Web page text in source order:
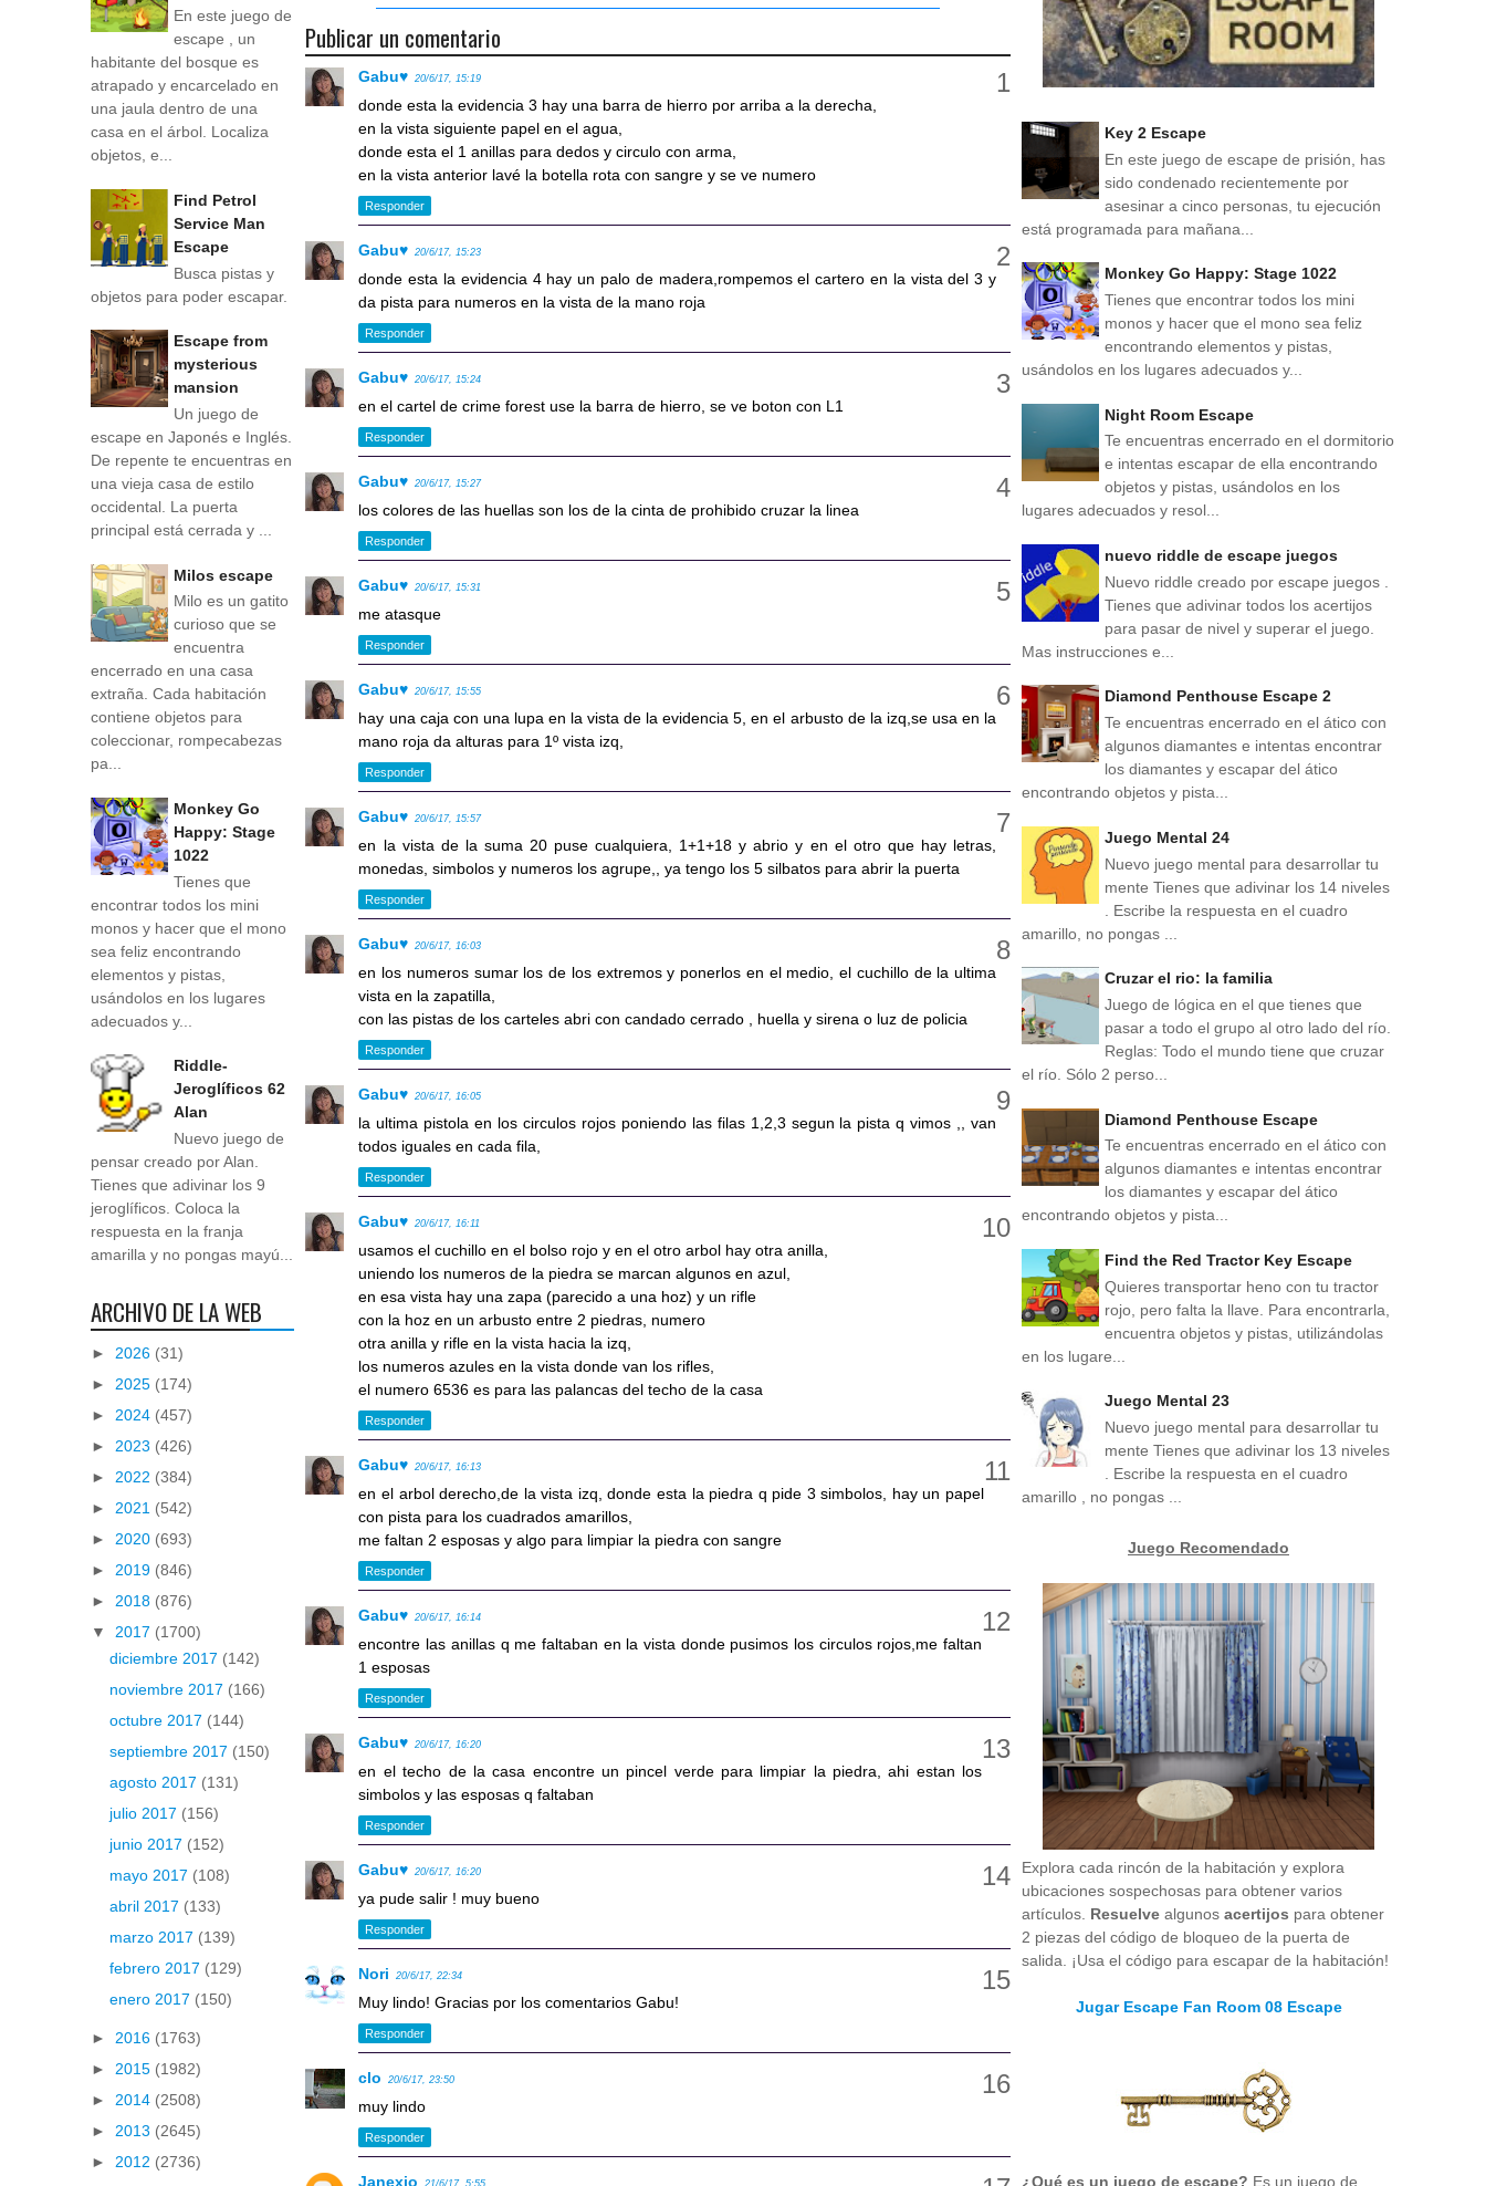
Publicar un comentario
Gabu♥ 20/6/17, 15:19
donde esta la evidencia 3 hay una barra de hierro por arriba a la derecha,
en la vista siguiente papel en el agua,
donde esta el 1 anillas para dedos y circulo con arma,
en la vista anterior lavé la botella rota con sangre y se ve numero
Responder
Gabu♥ 20/6/17, 15:23
donde esta la evidencia 4 hay un palo de madera,rompemos el cartero en la vista del 3 y
da pista para numeros en la vista de la mano roja
Responder
Gabu♥ 20/6/17, 15:24
en el cartel de crime forest use la barra de hierro, se ve boton con L1
Responder
Gabu♥ 20/6/17, 15:27
los colores de las huellas son los de la cinta de prohibido cruzar la linea
Responder
Gabu♥ 20/6/17, 15:31
me atasque
Responder
Gabu♥ 20/6/17, 15:55
hay una caja con una lupa en la vista de la evidencia 5, en el arbusto de la izq,se usa en la
mano roja da alturas para 1º vista izq,
Responder
Gabu♥ 20/6/17, 15:57
en la vista de la suma 20 puse cualquiera, 1+1+18 y abrio y en el otro que hay letras,
monedas, simbolos y numeros los agrupe,, ya tengo los 5 silbatos para abrir la puerta
Responder
Gabu♥ 20/6/17, 16:03
en los numeros sumar los de los extremos y ponerlos en el medio, el cuchillo de la ultima
vista en la zapatilla,
con las pistas de los carteles abri con candado cerrado , huella y sirena o luz de policia
Responder
Gabu♥ 20/6/17, 16:05
la ultima pistola en los circulos rojos poniendo las filas 1,2,3 segun la pista q vimos ,, van
todos iguales en cada fila,
Responder
Gabu♥ 20/6/17, 16:11
usamos el cuchillo en el bolso rojo y en el otro arbol hay otra anilla,
uniendo los numeros de la piedra se marcan algunos en azul,
en esa vista hay una zapa (parecido a una hoz) y un rifle
con la hoz en un arbusto entre 2 piedras, numero
otra anilla y rifle en la vista hacia la izq,
los numeros azules en la vista donde van los rifles,
el numero 6536 es para las palancas del techo de la casa
Responder
Gabu♥ 20/6/17, 16:13
en el arbol derecho,de la vista izq, donde esta la piedra q pide 3 simbolos, hay un papel
con pista para los cuadrados amarillos,
me faltan 2 esposas y algo para limpiar la piedra con sangre
Responder
Gabu♥ 20/6/17, 16:14
encontre las anillas q me faltaban en la vista donde pusimos los circulos rojos,me faltan
1 esposas
Responder
Gabu♥ 20/6/17, 16:20
en el techo de la casa encontre un pincel verde para limpiar la piedra, ahi estan los
simbolos y las esposas q faltaban
Responder
Gabu♥ 20/6/17, 16:20
ya pude salir ! muy bueno
Responder
Nori 20/6/17, 22:34
Muy lindo! Gracias por los comentarios Gabu!
Responder
clo 20/6/17, 23:50
muy lindo
Responder
Janexio 21/6/17, 5:55
En este juego de
escape , un
habitante del bosque es
atrapado y encarcelado en
una jaula dentro de una
casa en el árbol. Localiza
objetos, e...
Find Petrol
Service Man
Escape
Busca pistas y
objetos para poder escapar.
Escape from
mysterious
mansion
Un juego de
escape en Japonés e Inglés.
De repente te encuentras en
una vieja casa de estilo
occidental. La puerta
principal está cerrada y ...
Milos escape
Milo es un gatito
curioso que se
encuentra
encerrado en una casa
extraña. Cada habitación
contiene objetos para
coleccionar, rompecabezas
pa...
Monkey Go
Happy: Stage
1022
Tienes que
encontrar todos los mini
monos y hacer que el mono
sea feliz encontrando
elementos y pistas,
usándolos en los lugares
adecuados y...
Riddle-
Jeroglíficos 62
Alan
Nuevo juego de
pensar creado por Alan.
Tienes que adivinar los 9
jeroglíficos. Coloca la
respuesta en la franja
amarilla y no pongas mayú...
ARCHIVO DE LA WEB
► 2026 (31)
► 2025 (174)
► 2024 (457)
► 2023 (426)
► 2022 (384)
► 2021 (542)
► 2020 (693)
► 2019 (846)
► 2018 (876)
▼ 2017 (1700)
diciembre 2017 (142)
noviembre 2017 (166)
octubre 2017 (144)
septiembre 2017 (150)
agosto 2017 (131)
julio 2017 (156)
junio 2017 (152)
mayo 2017 (108)
abril 2017 (133)
marzo 2017 (139)
febrero 2017 (129)
enero 2017 (150)
► 2016 (1763)
► 2015 (1982)
► 2014 (2508)
► 2013 (2645)
► 2012 (2736)
Key 2 Escape
En este juego de escape de prisión, has
sido condenado recientemente por
asesinar a cinco personas, tu ejecución
está programada para mañana...
Monkey Go Happy: Stage 1022
Tienes que encontrar todos los mini
monos y hacer que el mono sea feliz
encontrando elementos y pistas,
usándolos en los lugares adecuados y...
Night Room Escape
Te encuentras encerrado en el dormitorio
e intentas escapar de ella encontrando
objetos y pistas, usándolos en los
lugares adecuados y resol...
nuevo riddle de escape juegos
Nuevo riddle creado por escape juegos .
Tienes que adivinar todos los acertijos
para pasar de nivel y superar el juego.
Mas instrucciones e...
Diamond Penthouse Escape 2
Te encuentras encerrado en el ático con
algunos diamantes e intentas encontrar
los diamantes y escapar del ático
encontrando objetos y pista...
Juego Mental 24
Nuevo juego mental para desarrollar tu
mente Tienes que adivinar los 14 niveles
. Escribe la respuesta en el cuadro
amarillo, no pongas ...
Cruzar el rio: la familia
Juego de lógica en el que tienes que
pasar a todo el grupo al otro lado del río.
Reglas: Todo el mundo tiene que cruzar
el río. Sólo 2 perso...
Diamond Penthouse Escape
Te encuentras encerrado en el ático con
algunos diamantes e intentas encontrar
los diamantes y escapar del ático
encontrando objetos y pista...
Find the Red Tractor Key Escape
Quieres transportar heno con tu tractor
rojo, pero falta la llave. Para encontrarla,
encuentra objetos y pistas, utilizándolas
en los lugare...
Juego Mental 23
Nuevo juego mental para desarrollar tu
mente Tienes que adivinar los 13 niveles
. Escribe la respuesta en el cuadro
amarillo , no pongas ...
Juego Recomendado
Explora cada rincón de la habitación y explora
ubicaciones sospechosas para obtener varios
artículos. Resuelve algunos acertijos para obtener
2 piezas del código de bloqueo de la puerta de
salida. ¡Usa el código para escapar de la habitación!
Jugar Escape Fan Room 08 Escape
¿Qué es un juego de escape? Es un juego de